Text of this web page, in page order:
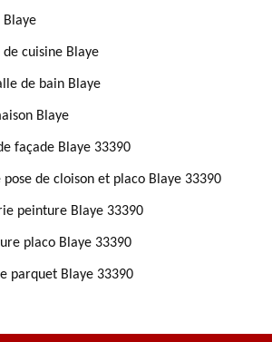
de cuisine Blaye
de bain Blaye
Blaye
façade Blaye 33390
de cloison et placo Blaye 33390
peinture Blaye 33390
placo Blaye 33390
parquet Blaye 33390